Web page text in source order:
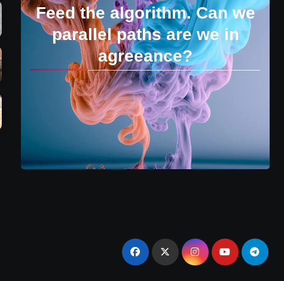
Feed the algorithm. Can we
parallel paths are we in
agreeance?